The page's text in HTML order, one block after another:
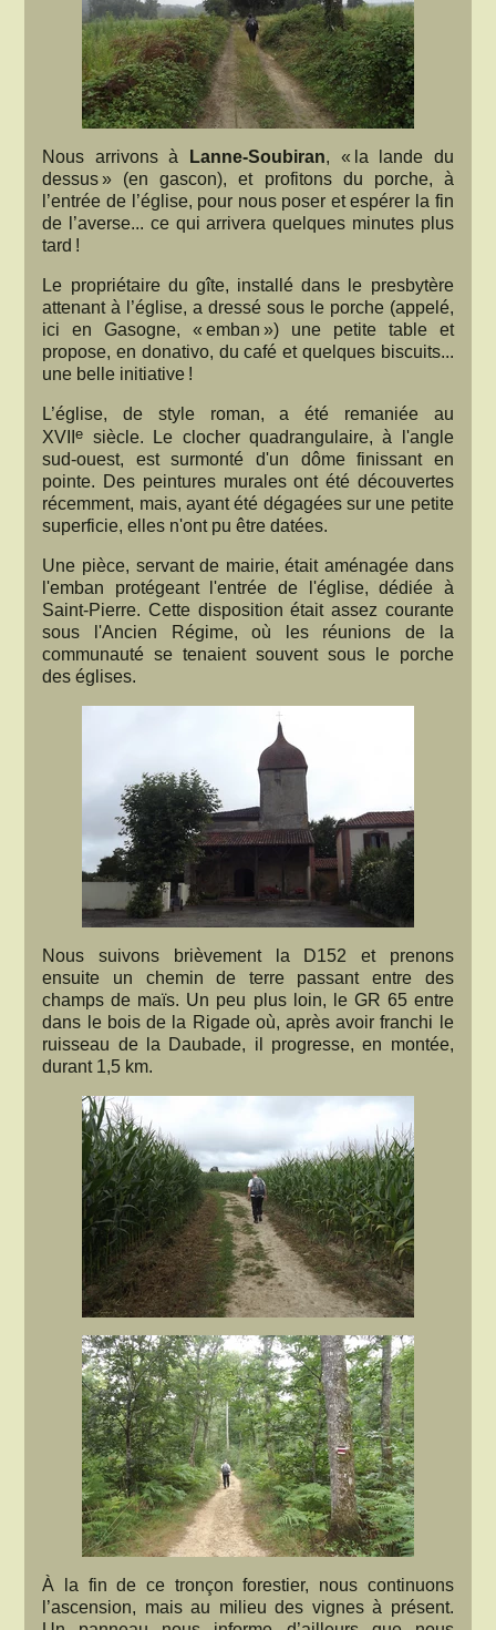
Nous arrivons à Lanne-Soubiran, « la lande du
dessus » (en gascon), et profitons du porche, à
l’entrée de l’église, pour nous poser et espérer la fin
de l’averse... ce qui arrivera quelques minutes plus
tard !
Le propriétaire du gîte, installé dans le presbytère
attenant à l’église, a dressé sous le porche (appelé,
ici en Gasogne, « emban ») une petite table et
propose, en donativo, du café et quelques biscuits...
une belle initiative !
L’église, de style roman, a été remaniée au
XVIIe siècle. Le clocher quadrangulaire, à l'angle
sud-ouest, est surmonté d'un dôme finissant en
pointe. Des peintures murales ont été découvertes
récemment, mais, ayant été dégagées sur une petite
superficie, elles n'ont pu être datées.
Une pièce, servant de mairie, était aménagée dans
l'emban protégeant l'entrée de l'église, dédiée à
Saint-Pierre. Cette disposition était assez courante
sous l'Ancien Régime, où les réunions de la
communauté se tenaient souvent sous le porche
des églises.
Nous suivons brièvement la D152 et prenons
ensuite un chemin de terre passant entre des
champs de maïs. Un peu plus loin, le GR 65 entre
dans le bois de la Rigade où, après avoir franchi le
ruisseau de la Daubade, il progresse, en montée,
durant 1,5 km.
À la fin de ce tronçon forestier, nous continuons
l’ascension, mais au milieu des vignes à présent.